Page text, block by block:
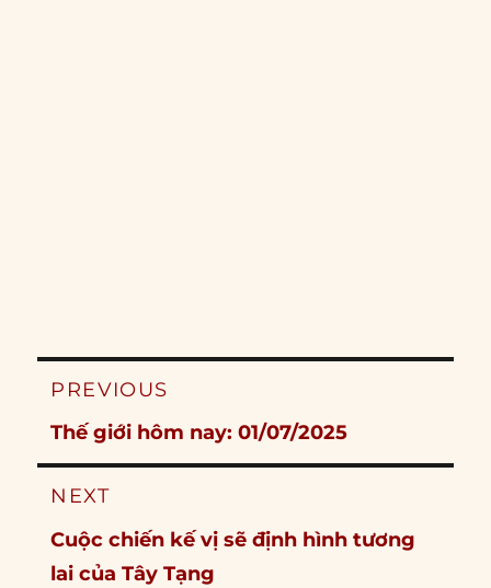
Post
PREVIOUS
Previous
post:
Thế giới hôm nay: 01/07/2025
NEXT
Next
post:
Cuộc chiến kế vị sẽ định hình tương
lai của Tây Tạng